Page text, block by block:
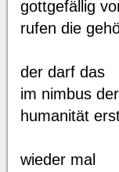
gottgefällig
rufen die
der darf das
im nimbus
humanität
wieder mal